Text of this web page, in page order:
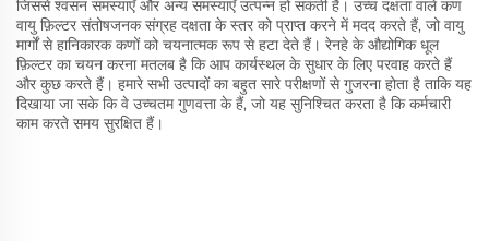
जिससे श्वसन समस्याएँ और अन्य समस्याएँ उत्पन्न हो सकती हैं। उच्च दक्षता वाले कण
वायु फ़िल्टर संतोषजनक संग्रह दक्षता के स्तर को प्राप्त करने में मदद करते हैं, जो वायु
मार्गों से हानिकारक कणों को चयनात्मक रूप से हटा देते हैं। रेनहे के औद्योगिक धूल
फ़िल्टर का चयन करना मतलब है कि आप कार्यस्थल के सुधार के लिए परवाह करते हैं
और कुछ करते हैं। हमारे सभी उत्पादों का बहुत सारे परीक्षणों से गुजरना होता है ताकि यह
दिखाया जा सके कि वे उच्चतम गुणवत्ता के हैं, जो यह सुनिश्चित करता है कि कर्मचारी
काम करते समय सुरक्षित हैं।